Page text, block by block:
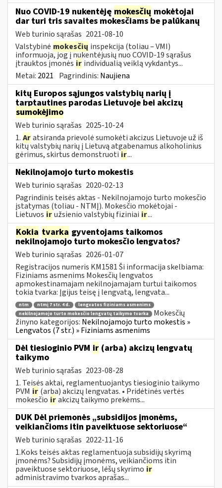
Nuo COVID-19 nukentėję mokesčių mokėtojai
dar turi tris savaites mokesčiams be palūkanų
Web turinio sąrašas 2021-08-10
Valstybinė mokesčių inspekcija (toliau – VMI)
informuoja, jog į nukentėjusių nuo COVID-19 sąrašus
įtrauktos įmonės ir individualią veiklą vykdantys...
Metai: 2021 Pagrindinis: Naujiena
kitų Europos sąjungos valstybių narių į
tarptautines parodas Lietuvoje bei akcizų
sumokėjimo
Web turinio sąrašas 2025-10-24
1. Aratsiranda prievolė sumokėti akcizus Lietuvoje už iš
kitų valstybių narių į Lietuvą atgabenamus alkoholinius
gėrimus, skirtus demonstruoti ir...
Nekilnojamojo turto mokestis
Web turinio sąrašas 2020-02-13
Pagrindinis teisės aktas - Nekilnojamojo turto mokesčio
įstatymas (toliau - NTMĮ). Mokesčio mokėtojai -
Lietuvos iružsienio valstybių fiziniai ir...
Kokia tvarka gyventojams taikomos
nekilnojamojo turto mokesčio lengvatos?
Web turinio sąrašas 2026-01-07
Registracijos numeris KM1581 Ši informacija skelbiama:
Fiziniams asmenims Mokesčių lengvatos
apmokestinamajam nekilnojamajam turtui taikomos
tokia tvarka: Įgijus teisę į lengvatą, lengvata...
ntm ntmį 7 str. 4 d.
lengvatos fiziniams asmenims
nekilnojamojo turto mokesčio lengvatų taikymo tvarka
Mokesčių
žinyno kategorijos: Nekilnojamojo turto mokestis »
Lengvatos (7 str.) » Fiziniams asmenims
Dėl tiesioginio PVM ir (arba) akcizų lengvatų
taikymo
Web turinio sąrašas 2023-08-28
1. Teisės aktai, reglamentuojantys tiesioginio taikymo
PVM ir (arba) akcizų lengvatas. • Pridėtinės vertės
mokesčio irakcizų taikymo prekėms...
DUK Dėl priemonės „subsidijos įmonėms,
veikiančioms itin paveiktuose sektoriuose“
Web turinio sąrašas 2022-11-16
1.Koks teisės aktas reglamentuoja subsidijų skyrimą
įmonėms? Subsidijų įmonėms, veikiančioms itin
paveiktuose sektoriuose, lėšų skyrimo ir
administravimo tvarkos aprašas...